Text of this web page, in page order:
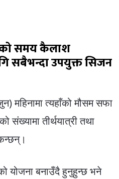
समय कैलाश
सबैभन्दा उपयुक्त सिजन
महिनामा त्यहाँको मौसम सफा
संख्यामा तीर्थयात्री तथा
योजना बनाउँदै हुनुहुन्छ भने